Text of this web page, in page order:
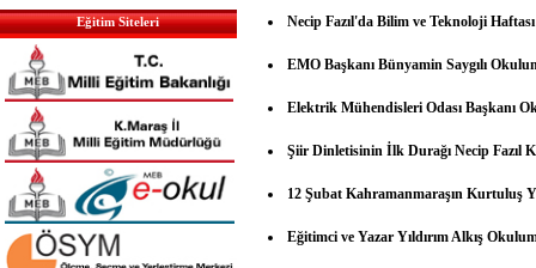
Eğitim Siteleri Necip Fazıl'da Bilim ve Teknoloji
EMO Başkanı Bünyamin Saygılı
Elektrik Mühendisleri Odası Başkanı
Şiir Dinletisinin İlk Durağı Necip Fazıl
12 Şubat Kahramanmaraşın Kurtuluş
Eğitimci ve Yazar Yıldırım Alkış